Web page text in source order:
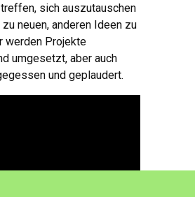
sich auszutauschen
neuen, anderen Ideen zu
werden Projekte
umgesetzt, aber auch
und geplaudert.